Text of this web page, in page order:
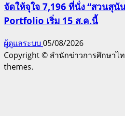
จัดให้จุใจ 7,196 ที่นั่ง “สวนสุนั
Portfolio เริ่ม 15 ส.ค.นี้
ผู้ดูแลระบบ 05/08/2026
Copyright © สำนักข่าวการศึกษาไ
themes.